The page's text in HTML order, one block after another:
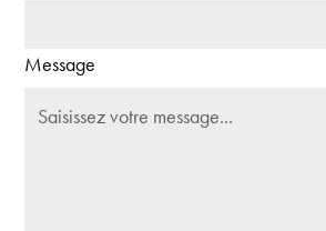
Message